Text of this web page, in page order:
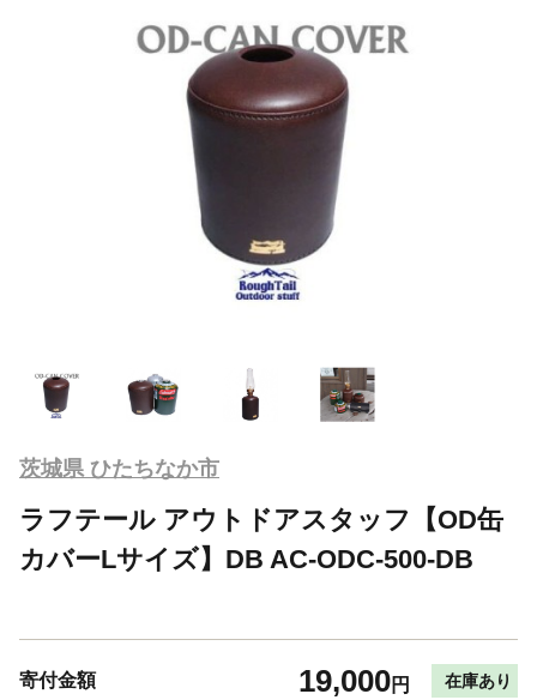
茨城県 ひたちなか市
ラフテール アウトドアスタッフ【OD缶
カバーLサイズ】DB AC-ODC-500-DB
寄付金額 19,000円 在庫あり